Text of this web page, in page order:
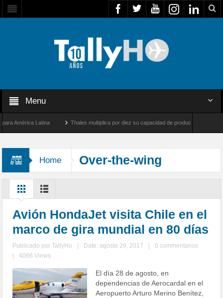
Menu
Latina Thales multiplica por diez su capacidad de producción de radares
Home Over-the-wing
Avión HondaJet visita Chile en el
marco de gira mundial en 80 días
Publicado porTallyHo Date: agosto 29, 2017
0 commentarios
4066 Views
El día 28 de agosto, en
dependencias de Aerocardal en el
Aeropuerto Arturo Merino Benítez,